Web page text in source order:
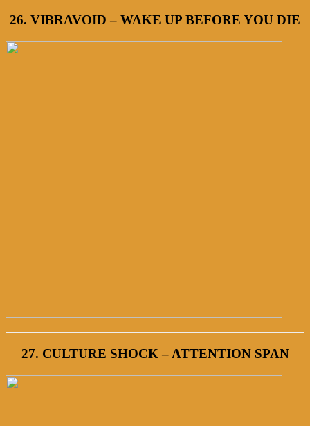
26. VIBRAVOID – WAKE UP BEFORE YOU DIE
27. CULTURE SHOCK – ATTENTION SPAN